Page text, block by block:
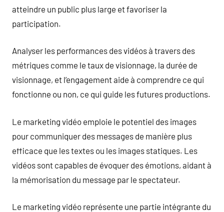
atteindre un public plus large et favoriser la
participation.
Analyser les performances des vidéos à travers des
métriques comme le taux de visionnage, la durée de
visionnage, et l’engagement aide à comprendre ce qui
fonctionne ou non, ce qui guide les futures productions.
Le marketing vidéo emploie le potentiel des images
pour communiquer des messages de manière plus
efficace que les textes ou les images statiques. Les
vidéos sont capables de évoquer des émotions, aidant à
la mémorisation du message par le spectateur.
Le marketing vidéo représente une partie intégrante du